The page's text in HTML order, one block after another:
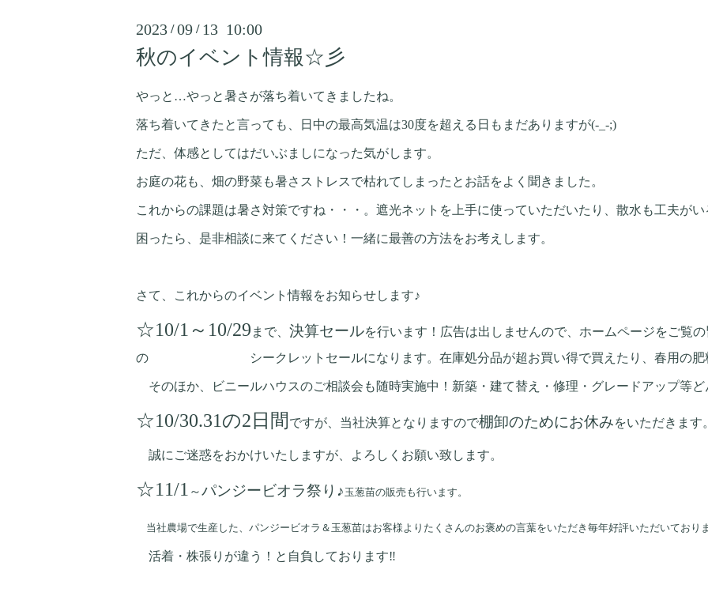
2023 /09 / 13 10:00
秋のイベント情報☆彡
やっと…やっと暑さが落ち着いてきましたね。
落ち着いてきたと言っても、日中の最高気温は30度を超える日もまだありますが(-_-;)
ただ、体感としてはだいぶましになった気がします。
お庭の花も、畑の野菜も暑さストレスで枯れてしまったとお話をよく聞きました。
これからの課題は暑さ対策ですね・・・。遮光ネットを上手に使っていただいたり、散水も工夫が
困ったら、是非相談に来てください！一緒に最善の方法をお考えします。
さて、これからのイベント情報をお知らせします♪
☆10/1～10/29 まで、 決算セールを行います！広告は出しませんので、ホームページをご覧
の シークレットセールになります。在庫処分品が超お買い得で買えたり、春用の肥料
そのほか、ビニールハウスのご相談会も随時実施中！新築・建て替え・修理・グレードアップ等
☆10/30.31の2日間 ですが、当社決算となりますので棚卸のためにお休みをいただきます
誠にご迷惑をおかけいたしますが、よろしくお願い致します。
☆11/1 ～パンジービオラ祭り♪ 玉葱苗の販売も行います。
当社農場で生産した、パンジービオラ＆玉葱苗はお客様よりたくさんのお褒めの言葉をいただき 毎年好評いただいており
活着・株張りが違う！と自負しております‼